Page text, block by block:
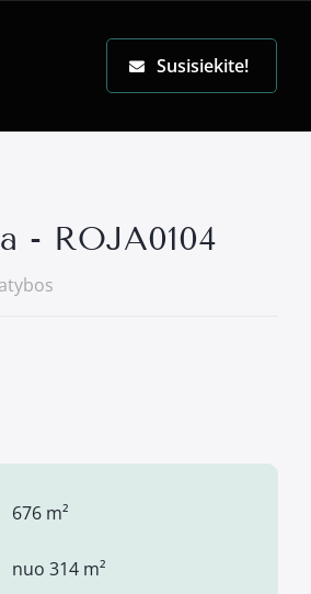
Susisiekite!
- ROJA0104
676 m²
nuo 314 m²